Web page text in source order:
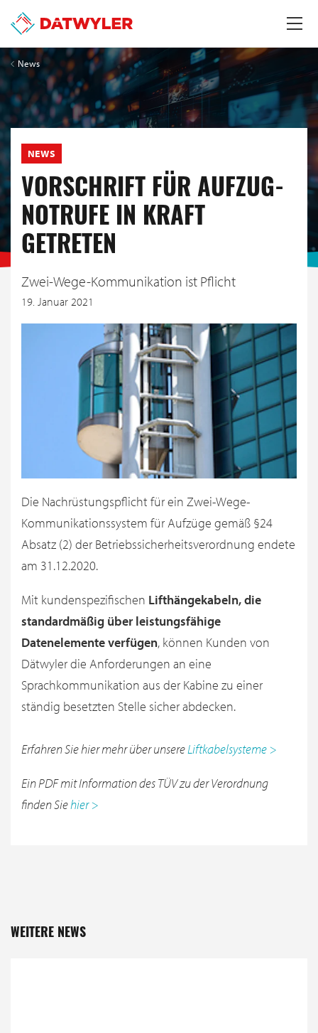
News
NEWS
VORSCHRIFT FÜR AUFZUG-
NOTRUFE IN KRAFT
GETRETEN
Zwei-Wege-Kommunikation ist Pflicht
19. Januar 2021
Die Nachrüstungspflicht für ein Zwei-Wege-
Kommunikationssystem für Aufzüge gemäß §24
Absatz (2) der Betriebssicherheitsverordnung endete
am 31.12.2020.
Mit kundenspezifischen Lifthängekabeln, die
standardmäßig über leistungsfähige
Datenelemente verfügen, können Kunden von
Dätwyler die Anforderungen an eine
Sprachkommunikation aus der Kabine zu einer
ständig besetzten Stelle sicher abdecken.
Erfahren Sie hier mehr über unsereLiftkabelsysteme >
Ein PDF mit Information des TÜV zu der Verordnung
finden Siehier >
WEITERE NEWS